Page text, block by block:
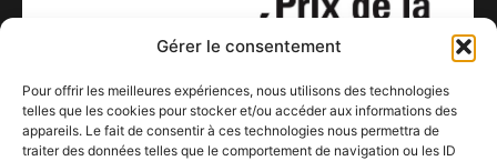
Gérer le consentement
Pour offrir les meilleures expériences, nous utilisons des technologies
telles que les cookies pour stocker et/ou accéder aux informations des
appareils. Le fait de consentir à ces technologies nous permettra de
traiter des données telles que le comportement de navigation ou les ID